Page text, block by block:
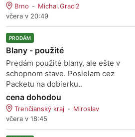
Brno
Michal.Gracl2
včera v 20:49
PRODÁM
Blany - použité
Predám použité blany, ale ešte v
schopnom stave. Posielam cez
Packetu na dobierku..
cena dohodou
Trenčianský kraj
Miroslav
včera v 18:45